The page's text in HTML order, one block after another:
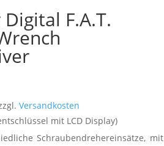
F.A.T.
Versandkosten
mit LCD Display)
Schraubendrehereinsätze, mit